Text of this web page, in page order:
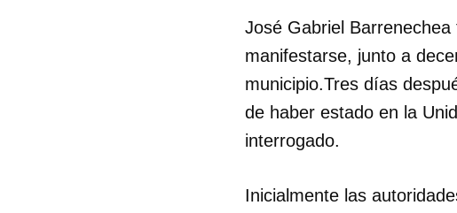
José Gabriel
manifestarse, junto a
municipio.Tres días
de haber estado en la
interrogado.
Inicialmente las